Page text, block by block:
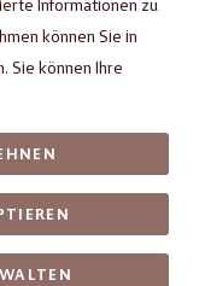
Informationen zu
können Sie in
Sie können Ihre